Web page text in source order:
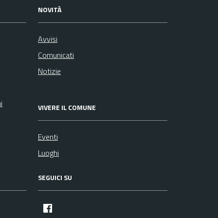
NOVITÀ
Avvisi
Comunicati
Notizie
VIVERE IL COMUNE
Eventi
Luoghi
SEGUICI SU